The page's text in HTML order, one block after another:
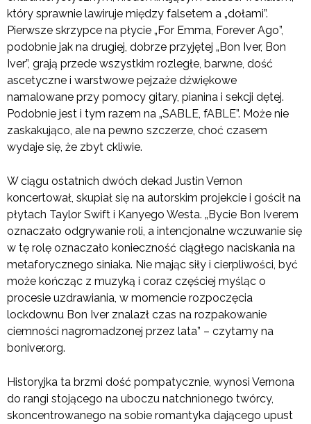
który sprawnie lawiruje między falsetem a „dołami”.
Pierwsze skrzypce na płycie „For Emma, Forever Ago”,
podobnie jak na drugiej, dobrze przyjętej „Bon Iver, Bon
Iver”, grają przede wszystkim rozległe, barwne, dość
ascetyczne i warstwowe pejzaże dźwiękowe
namalowane przy pomocy gitary, pianina i sekcji dętej.
Podobnie jest i tym razem na „SABLE, fABLE”. Może nie
zaskakująco, ale na pewno szczerze, choć czasem
wydaje się, że zbyt ckliwie.
W ciągu ostatnich dwóch dekad Justin Vernon
koncertował, skupiał się na autorskim projekcie i gościł na
płytach Taylor Swift i Kanyego Westa. „Bycie Bon Iverem
oznaczało odgrywanie roli, a intencjonalne wczuwanie się
w tę rolę oznaczało konieczność ciągłego naciskania na
metaforycznego siniaka. Nie mając siły i cierpliwości, być
może kończąc z muzyką i coraz częściej myśląc o
procesie uzdrawiania, w momencie rozpoczęcia
lockdownu Bon Iver znalazł czas na rozpakowanie
ciemności nagromadzonej przez lata” – czytamy na
boniver.org.
Historyjka ta brzmi dość pompatycznie, wynosi Vernona
do rangi stojącego na uboczu natchnionego twórcy,
skoncentrowanego na sobie romantyka dającego upust